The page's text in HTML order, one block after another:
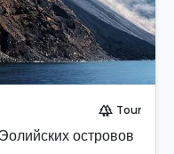
forest Tour
островов